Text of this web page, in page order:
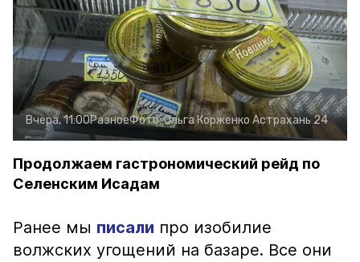
Вчера, 11:00РазноеФото:Ольга Корженко Астрахань 24
Продолжаем гастрономический рейд по
Селенским Исадам
Ранее мы писали про изобилие
волжских угощений на базаре. Все они